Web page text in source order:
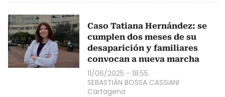
Caso Tatiana Hernández: se
cumplen dos meses de su
desaparición y familiares
convocan a nueva marcha
11/06/2025 - 18:55
SEBASTIÁN BOSSA CASSIANI
Cartagena